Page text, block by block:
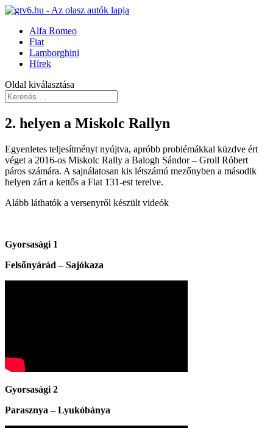
Alfa Romeo
Fiat
Lamborghini
Hírek
Oldal kiválasztása
2. helyen a Miskolc Rallyn
Egyenletes teljesítményt nyújtva, apróbb problémákkal küzdve ért
véget a 2016-os Miskolc Rally a Balogh Sándor – Groll Róbert
páros számára. A sajnálatosan kis létszámú mezőnyben a második
helyen zárt a kettős a Fiat 131-est terelve.
Alább láthatók a versenyről készült videók
Gyorsasági 1
Felsőnyárád – Sajókaza
Gyorsasági 2
Parasznya – Lyukóbánya